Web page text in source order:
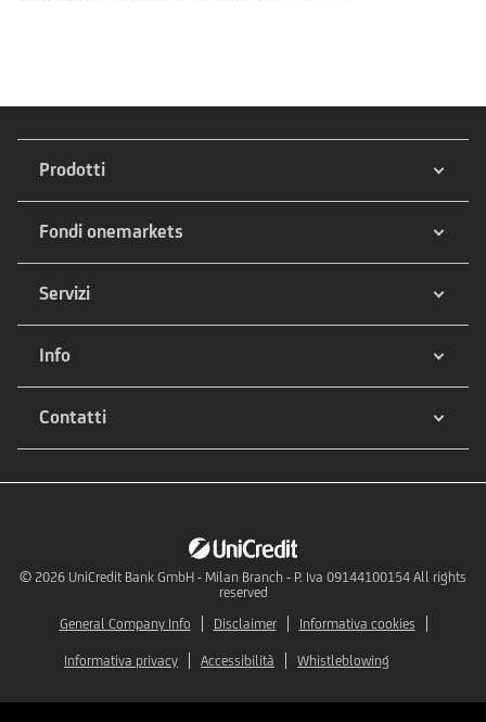
Prodotti
Fondi onemarkets
Servizi
Info
Contatti
© 2026 UniCredit Bank GmbH - Milan Branch - P. Iva 09144100154 All rights
reserved
General Company Info
Disclaimer Informativa cookies
Informativa privacy Accessibilità Whistleblowing